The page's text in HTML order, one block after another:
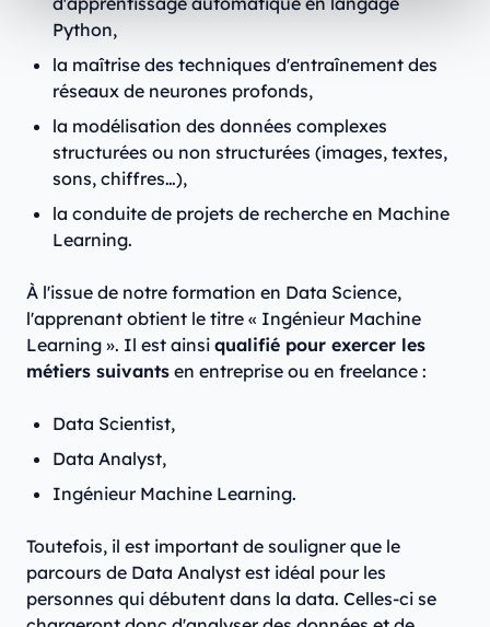
Python,
la maîtrise des techniques d'entraînement des
réseaux de neurones profonds,
la modélisation des données complexes
structurées ou non structurées (images, textes,
sons, chiffres…),
la conduite de projets de recherche en Machine
Learning.
À l'issue de notre formation en Data Science,
l'apprenant obtient le titre « Ingénieur Machine
Learning ». Il est ainsi qualifié pour exercer les
métiers suivants en entreprise ou en freelance :
Data Scientist,
Data Analyst,
Ingénieur Machine Learning.
Toutefois, il est important de souligner que le
parcours de Data Analyst est idéal pour les
personnes qui débutent dans la data. Celles-ci se